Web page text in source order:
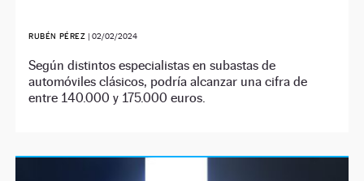
RUBÉN PÉREZ |02/02/2024
Según distintos especialistas en subastas de
automóviles clásicos, podría alcanzar una cifra de
entre 140.000 y 175.000 euros.